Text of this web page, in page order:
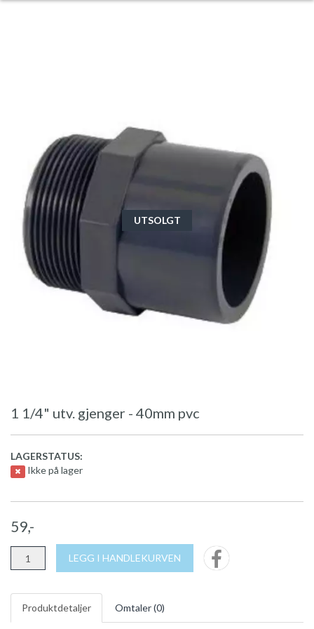
UTSOLGT
1 1/4" utv. gjenger - 40mm pvc
LAGERSTATUS:
Ikke på lager
59,-
LEGG I HANDLEKURVEN
Produktdetaljer Omtaler (0)